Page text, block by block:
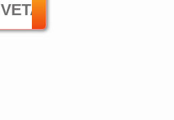
VETA